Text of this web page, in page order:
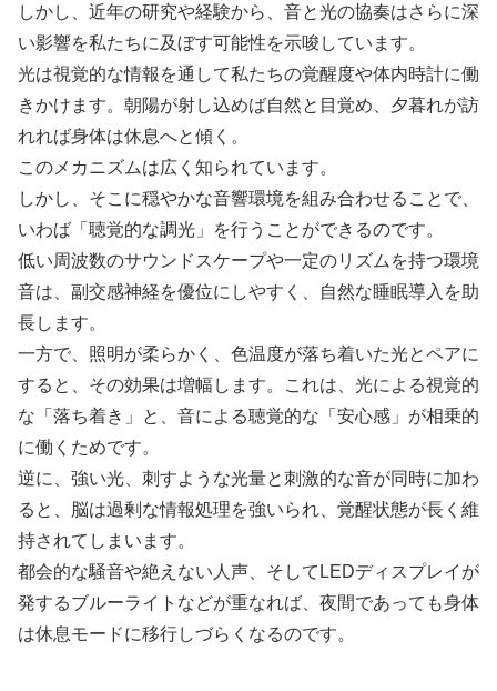
しかし、近年の研究や経験から、音と光の協奏はさらに深
い影響を私たちに及ぼす可能性を示唆しています。
光は視覚的な情報を通して私たちの覚醒度や体内時計に働
きかけます。朝陽が射し込めば自然と目覚め、夕暮れが訪
れれば身体は休息へと傾く。
このメカニズムは広く知られています。
しかし、そこに穏やかな音響環境を組み合わせることで、
いわば「聴覚的な調光」を行うことができるのです。
低い周波数のサウンドスケープや一定のリズムを持つ環境
音は、副交感神経を優位にしやすく、自然な睡眠導入を助
長します。
一方で、照明が柔らかく、色温度が落ち着いた光とペアに
すると、その効果は増幅します。これは、光による視覚的
な「落ち着き」と、音による聴覚的な「安心感」が相乗的
に働くためです。
逆に、強い光、刺すような光量と刺激的な音が同時に加わ
ると、脳は過剰な情報処理を強いられ、覚醒状態が長く維
持されてしまいます。
都会的な騒音や絶えない人声、そしてLEDディスプレイが
発するブルーライトなどが重なれば、夜間であっても身体
は休息モードに移行しづらくなるのです。